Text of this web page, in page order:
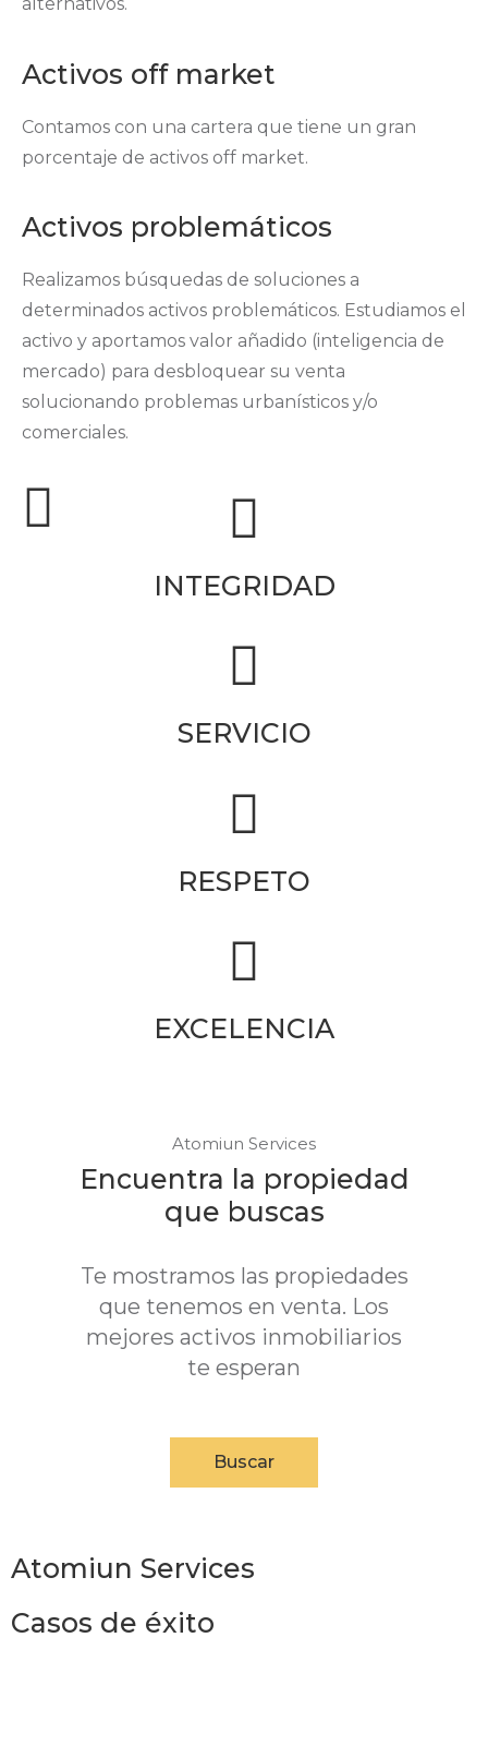
Activos off market
Contamos con una cartera que tiene un gran
porcentaje de activos off market.
Activos problemáticos
Realizamos búsquedas de soluciones a
determinados activos problemáticos. Estudiamos el
activo y aportamos valor añadido (inteligencia de
mercado) para desbloquear su venta
solucionando problemas urbanísticos y/o
comerciales.
INTEGRIDAD
SERVICIO
RESPETO
EXCELENCIA
Atomiun Services
Encuentra la propiedad
que buscas
Te mostramos las propiedades
que tenemos en venta. Los
mejores activos inmobiliarios
te esperan
Buscar
Atomiun Services
Casos de éxito